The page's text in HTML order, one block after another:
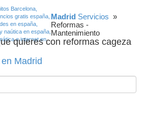
Madrid Servicios »
Reformas -
Mantenimiento
quieres con reformas cageza
Madrid